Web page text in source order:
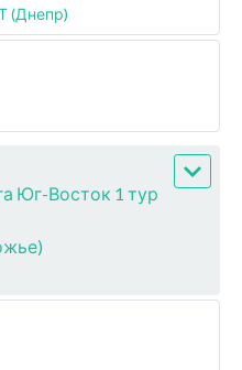
(Днепр)
Юг-Восток 1 тур